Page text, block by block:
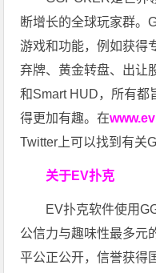
断增长的全球玩家群。
游戏和功能，例如获得
弃牌、黄金转盘、出让
和Smart HUD，所有都
得更加有趣。在
Twitter上可以找到有关
关于EV扑克
EV扑克软件使用
公信力与趣味性最多元
平公正公开，信誉获得